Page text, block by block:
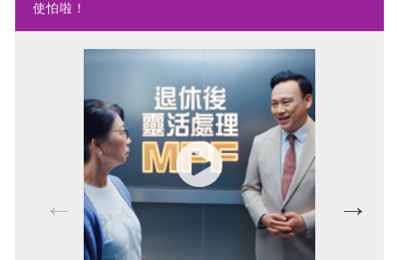
使怕啦！